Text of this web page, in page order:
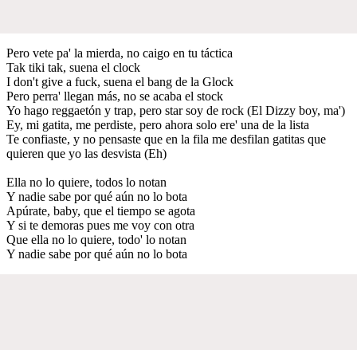
Pero vete pa' la mierda, no caigo en tu táctica
Tak tiki tak, suena el clock
I don't give a fuck, suena el bang de la Glock
Pero perra' llegan más, no se acaba el stock
Yo hago reggaetón y trap, pero star soy de rock (El Dizzy boy, ma')
Ey, mi gatita, me perdiste, pero ahora solo ere' una de la lista
Te confiaste, y no pensaste que en la fila me desfilan gatitas que
quieren que yo las desvista (Eh)
Ella no lo quiere, todos lo notan
Y nadie sabe por qué aún no lo bota
Apúrate, baby, que el tiempo se agota
Y si te demoras pues me voy con otra
Que ella no lo quiere, todo' lo notan
Y nadie sabe por qué aún no lo bota